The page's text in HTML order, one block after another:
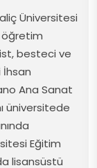
Üniversitesi
öğretim
,besteci ve
İhsan
Ana Sanat
üniversitede
Eğitim
lisansüstü